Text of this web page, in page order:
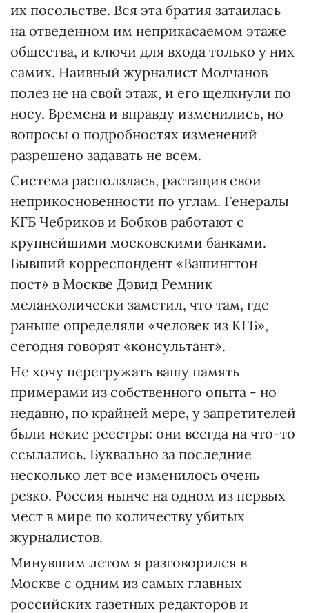
их посольстве. Вся эта братия затаилась
на отведенном им неприкасаемом этаже
общества, и ключи для входа только у них
самих. Наивный журналист Молчанов
полез не на свой этаж, и его щелкнули по
носу. Времена и вправду изменились, но
вопросы о подробностях изменений
разрешено задавать не всем.
Система расползлась, растащив свои
неприкосновенности по углам. Генералы
КГБ Чебриков и Бобков работают с
крупнейшими московскими банками.
Бывший корреспондент «Вашингтон
пост» в Москве Дэвид Ремник
меланхолически заметил, что там, где
раньше определяли «человек из КГБ»,
сегодня говорят «консультант».
Не хочу перегружать вашу память
примерами из собственного опыта - но
недавно, по крайней мере, у запретителей
были некие реестры: они всегда на что-то
ссылались. Буквально за последние
несколько лет все изменилось очень
резко. Россия нынче на одном из первых
мест в мире по количеству убитых
журналистов.
Минувшим летом я разговорился в
Москве с одним из самых главных
российских газетных редакторов и